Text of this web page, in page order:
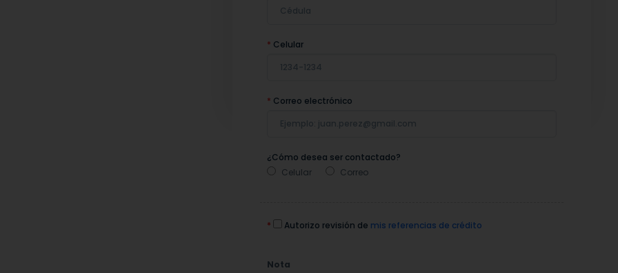
* Celular
* Correo electrónico
¿Cómo desea ser contactado?
Celular
Correo
* Autorizo revisión de mis referencias de crédito
Nota